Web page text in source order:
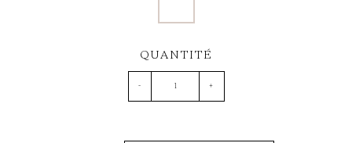
QUANTITÉ
- +